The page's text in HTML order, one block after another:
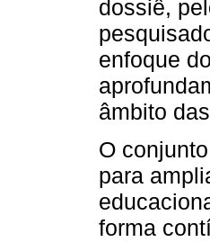
dossiê,
enfoque
âmbito
O
para
forma